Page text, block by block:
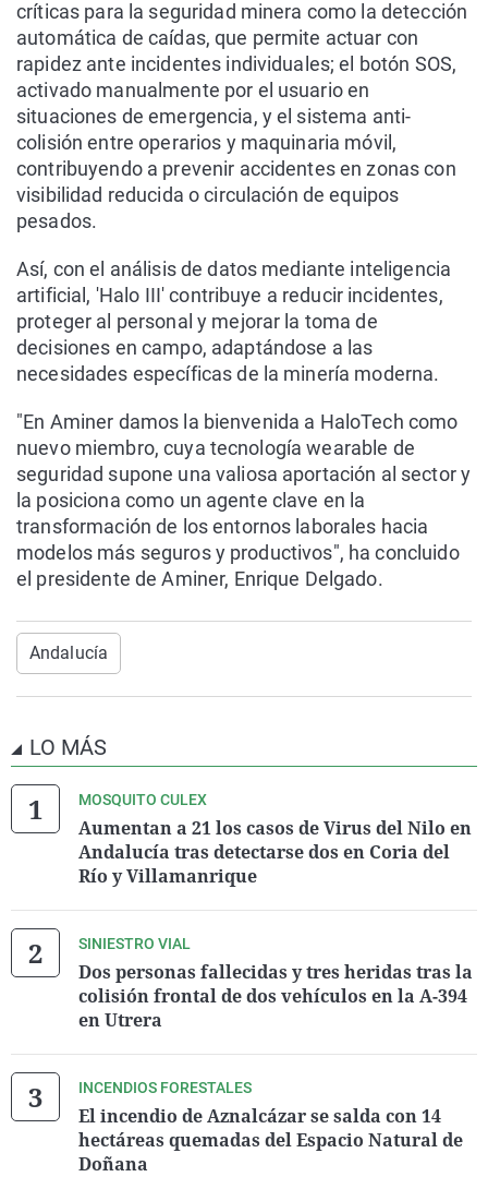
críticas para la seguridad minera como la detección
automática de caídas, que permite actuar con
rapidez ante incidentes individuales; el botón SOS,
activado manualmente por el usuario en
situaciones de emergencia, y el sistema anti-
colisión entre operarios y maquinaria móvil,
contribuyendo a prevenir accidentes en zonas con
visibilidad reducida o circulación de equipos
pesados.
Así, con el análisis de datos mediante inteligencia
artificial, 'Halo III' contribuye a reducir incidentes,
proteger al personal y mejorar la toma de
decisiones en campo, adaptándose a las
necesidades específicas de la minería moderna.
"En Aminer damos la bienvenida a HaloTech como
nuevo miembro, cuya tecnología wearable de
seguridad supone una valiosa aportación al sector y
la posiciona como un agente clave en la
transformación de los entornos laborales hacia
modelos más seguros y productivos", ha concluido
el presidente de Aminer, Enrique Delgado.
Andalucía
LO MÁS
MOSQUITO CULEX
Aumentan a 21 los casos de Virus del Nilo en
Andalucía tras detectarse dos en Coria del
Río y Villamanrique
SINIESTRO VIAL
Dos personas fallecidas y tres heridas tras la
colisión frontal de dos vehículos en la A-394
en Utrera
INCENDIOS FORESTALES
El incendio de Aznalcázar se salda con 14
hectáreas quemadas del Espacio Natural de
Doñana